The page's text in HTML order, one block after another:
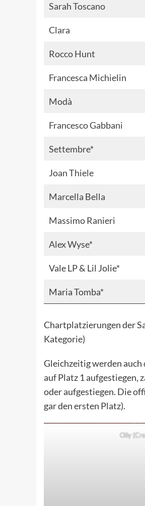
Sarah Toscano
Clara
Rocco Hunt
Francesca Michielin
Modà
Francesco Gabbani
Settembre*
Joan Thiele
Marcella Bella
Massimo Ranieri
Alex Wyse*
Vale LP & Lil Jolie*
Maria Tomba*
Chartplatzierungen der
Kategorie)
Gleichzeitig werden auch
auf Platz 1 aufgestiegen,
oder aufgestiegen. Die
gar den ersten Platz).
Olly